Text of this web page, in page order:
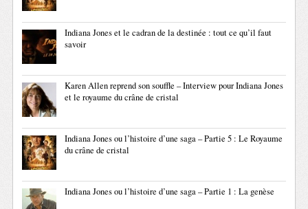
Indiana Jones et le cadran de la destinée : tout ce qu’il faut
savoir
Karen Allen reprend son souffle – Interview pour Indiana Jones
et le royaume du crâne de cristal
Indiana Jones ou l’histoire d’une saga – Partie 5 : Le Royaume
du crâne de cristal
Indiana Jones ou l’histoire d’une saga – Partie 1 : La genèse